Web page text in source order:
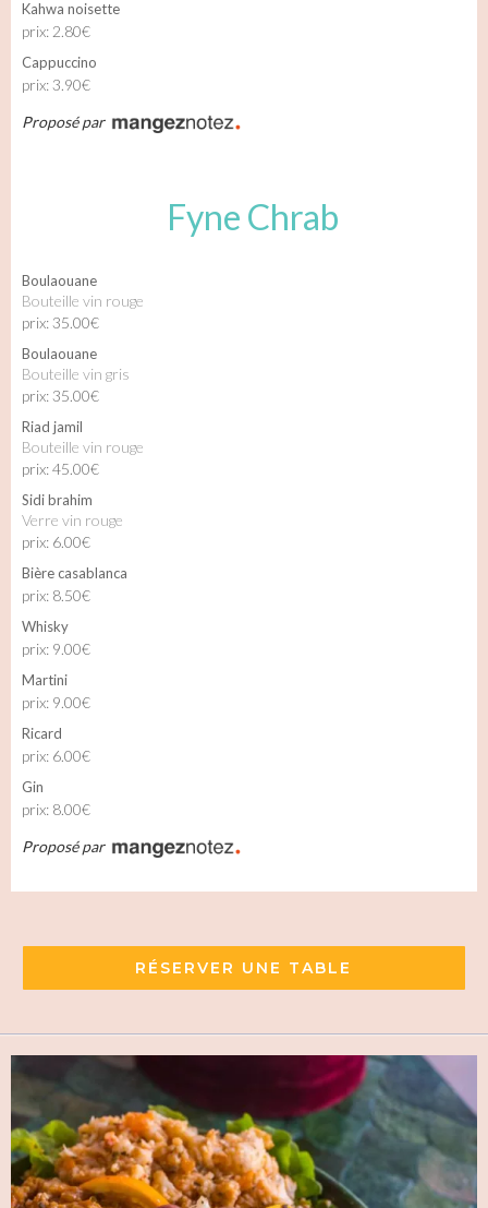
Kahwa noisette
prix: 2.80€
Cappuccino
prix: 3.90€
Proposé par
Fyne Chrab
Boulaouane
Bouteille vin rouge
prix: 35.00€
Boulaouane
Bouteille vin gris
prix: 35.00€
Riad jamil
Bouteille vin rouge
prix: 45.00€
Sidi brahim
Verre vin rouge
prix: 6.00€
Bière casablanca
prix: 8.50€
Whisky
prix: 9.00€
Martini
prix: 9.00€
Ricard
prix: 6.00€
Gin
prix: 8.00€
Proposé par
RÉSERVER UNE TABLE